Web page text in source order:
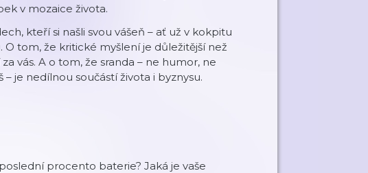
v mozaice života.
kteří si našli svou vášeň – ať už v kokpitu
tom, že kritické myšlení je důležitější než
vás. A o tom, že sranda – ne humor, ne
je nedílnou součástí života i byznysu.
procento baterie? Jaká je vaše